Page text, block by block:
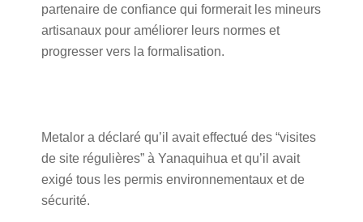
partenaire de confiance qui formerait les mineurs
artisanaux pour améliorer leurs normes et
progresser vers la formalisation.
Metalor a déclaré qu’il avait effectué des “visites
de site régulières” à Yanaquihua et qu’il avait
exigé tous les permis environnementaux et de
sécurité.